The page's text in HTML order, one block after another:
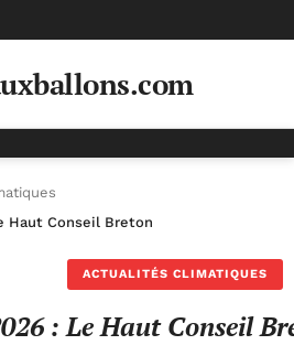
Haut Conseil Breton pour le Climat
ACTUALITÉS CLIMATIQUES
: Le Haut Conseil